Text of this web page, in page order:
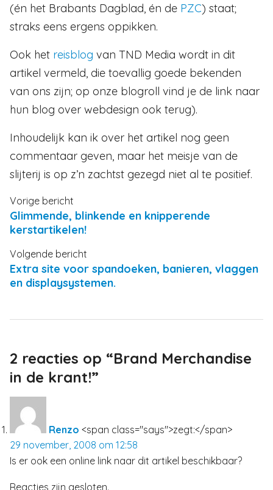
(én het Brabants Dagblad, én de PZC) staat;
straks eens ergens oppikken.
Ook het reisblog van TND Media wordt in dit
artikel vermeld, die toevallig goede bekenden
van ons zijn; op onze blogroll vind je de link naar
hun blog over webdesign ook terug).
Inhoudelijk kan ik over het artikel nog geen
commentaar geven, maar het meisje van de
slijterij is op z’n zachtst gezegd niet al te positief.
Vorige bericht
Glimmende, blinkende en knipperende
kerstartikelen!
Volgende bericht
Extra site voor spandoeken, banieren, vlaggen
en displaysystemen.
2 reacties op “Brand Merchandise
in de krant!”
Renzo <span class="says">zegt:</span>
29 november, 2008 om 12:58
Is er ook een online link naar dit artikel beschikbaar?
Reacties zijn gesloten.